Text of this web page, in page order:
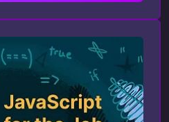
— JavaScript.Что
(или универсальные)
один и тот же код как